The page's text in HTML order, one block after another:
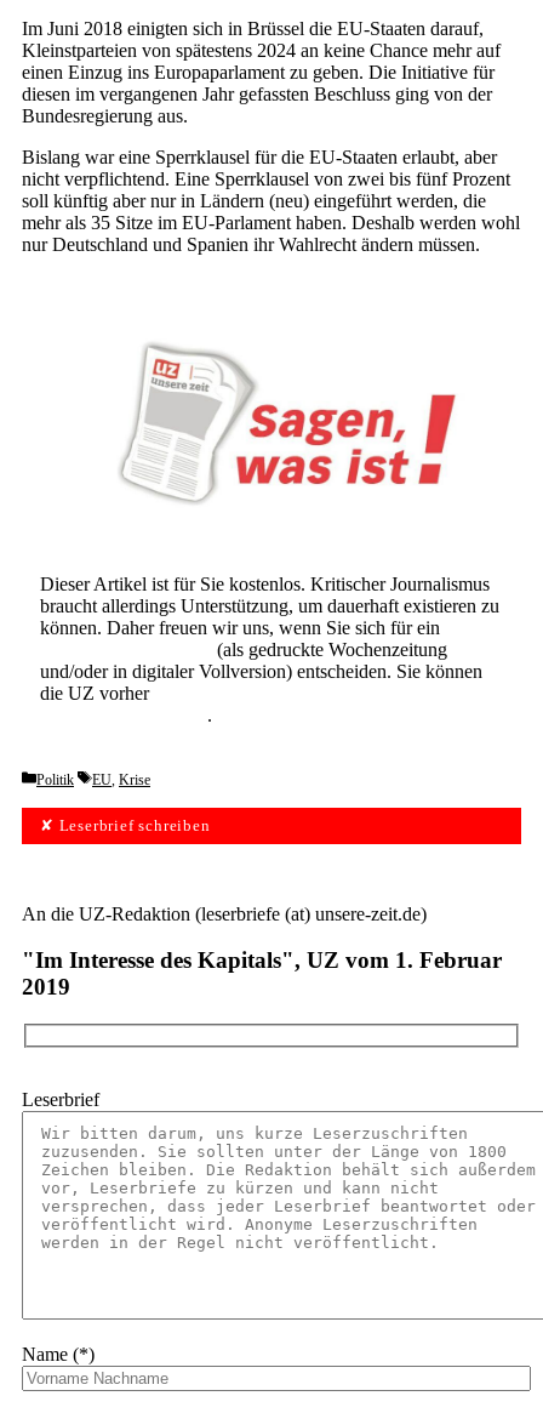
Im Juni 2018 einigten sich in Brüssel die EU-Staaten darauf,
Kleinstparteien von spätestens 2024 an keine Chance mehr auf
einen Einzug ins Europaparlament zu geben. Die Initiative für
diesen im vergangenen Jahr gefassten Beschluss ging von der
Bundesregierung aus.
Bislang war eine Sperrklausel für die EU-Staaten erlaubt, aber
nicht verpflichtend. Eine Sperrklausel von zwei bis fünf Prozent
soll künftig aber nur in Ländern (neu) eingeführt werden, die
mehr als 35 Sitze im EU-Parlament haben. Deshalb werden wohl
nur Deutschland und Spanien ihr Wahlrecht ändern müssen.
Dieser Artikel ist für Sie kostenlos. Kritischer Journalismus
braucht allerdings Unterstützung, um dauerhaft existieren zu
können. Daher freuen wir uns, wenn Sie sich für ein
(als gedruckte Wochenzeitung
und/oder in digitaler Vollversion) entscheiden. Sie können
die UZ vorher
.
Categories
Politik Tags
EU, Krise
✘ Leserbrief schreiben
An die UZ-Redaktion (leserbriefe (at) unsere-zeit.de)
"Im Interesse des Kapitals", UZ vom 1. Februar
2019
Leserbrief
Name (*)